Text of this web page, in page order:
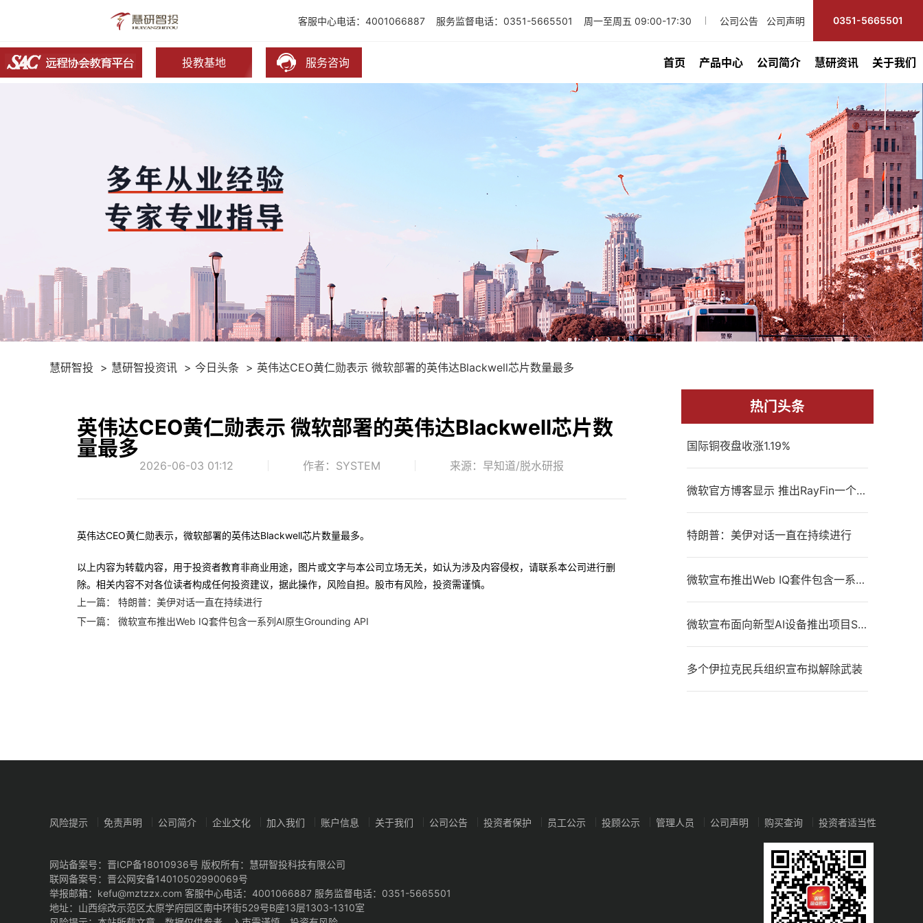
客服中心电话：4001066887 服务监督电话：0351-5665501 周一至周五 09:00-17:30 公司公告 公司声明 0351-5665501
投教基地 服务咨询 首页 产品中心 公司简介 慧研资讯 关于我们
慧研智投 慧研智投资讯 今日头条 英伟达CEO黄仁勋表示 微软部署的英伟达Blackwell芯片数量最多
英伟达CEO黄仁勋表示 微软部署的英伟达Blackwell芯片数
量最多
2026-06-03 01:12 作者：SYSTEM 来源：早知道/脱水研报
英伟达CEO黄仁勋表示，微软部署的英伟达Blackwell芯片数量最多。
以上内容为转载内容，用于投资者教育非商业用途，图片或文字与本公司立场无关，如认为涉及内容侵权，请联系本公司进行删
除。相关内容不对各位读者构成任何投资建议，据此操作，风险自担。股市有风险，投资需谨慎。
上一篇：
特朗普：美伊对话一直在持续进行
下一篇：
微软宣布推出Web IQ套件包含一系列AI原生Grounding API
热门头条
国际铜夜盘收涨1.19%
微软官方博客显示 推出RayFin一个用于将AI应用从原型阶段转移到生产阶段的开源SDK和命令行界面
特朗普：美伊对话一直在持续进行
微软宣布推出Web IQ套件包含一系列AI原生Grounding API
微软宣布面向新型AI设备推出项目Solara
多个伊拉克民兵组织宣布拟解除武装
风险提示 免责声明 公司简介 企业文化 加入我们 账户信息 关于我们 公司公告 投资者保护 员工公示 投顾公示 管理人员 公司声明 购买查询 投资者适当性
网站备案号： 晋ICP备18010936号 版权所有：慧研智投科技有限公司
联网备案号： 晋公网安备14010502990069号
举报邮箱：kefu@mztzzx.com 客服中心电话：4001066887 服务监督电话：0351-5665501
地址：山西综改示范区太原学府园区南中环街529号B座13层1303-1310室